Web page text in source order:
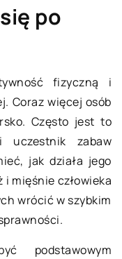
po
fizyczną i
Coraz więcej osób
Często jest to
uczestnik zabaw
jak działa jego
i mięśnie człowieka
wrócić w szybkim
podstawowym